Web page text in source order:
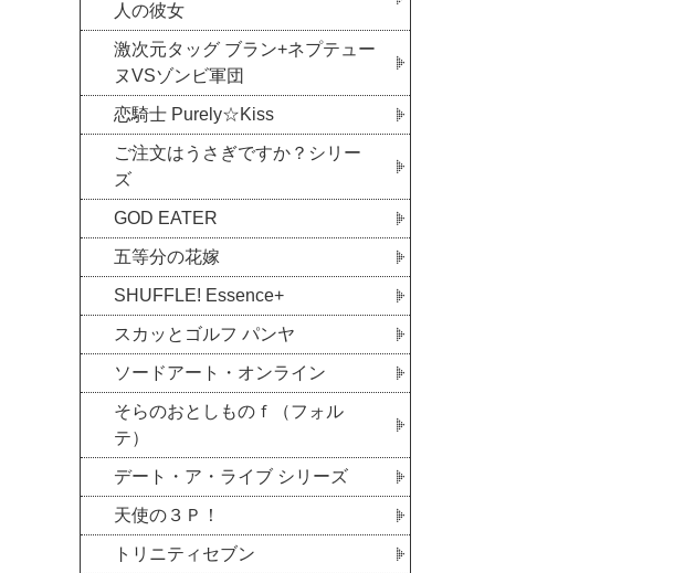
人の彼女
激次元タッグ ブラン+ネプテュー
ヌVSゾンビ軍団
恋騎士 Purely☆Kiss
ご注文はうさぎですか？シリー
ズ
GOD EATER
五等分の花嫁
SHUFFLE! Essence+
スカッとゴルフ パンヤ
ソードアート・オンライン
そらのおとしものｆ（フォル
テ）
デート・ア・ライブ シリーズ
天使の３Ｐ！
トリニティセブン